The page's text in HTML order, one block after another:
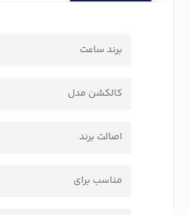
برند ساعت
کالکشن مدل
اصالت برند
مناسب برای